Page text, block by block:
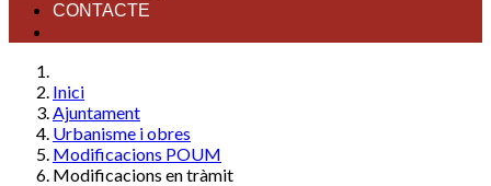
CONTACTE
Inici
Ajuntament
Urbanisme i obres
Modificacions POUM
Modificacions en tràmit